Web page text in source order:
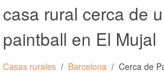
casa rural cerca de
paintball en El Mujal
Casas rurales Barcelona Cerca de